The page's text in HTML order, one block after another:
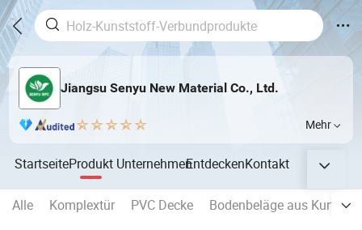
Jiangsu Senyu New Material Co., Ltd.
Mehr
StartseiteProdukt UnternehmenEntdeckenKontakt
Alle Komplextür PVC Decke
Bodenbeläge aus